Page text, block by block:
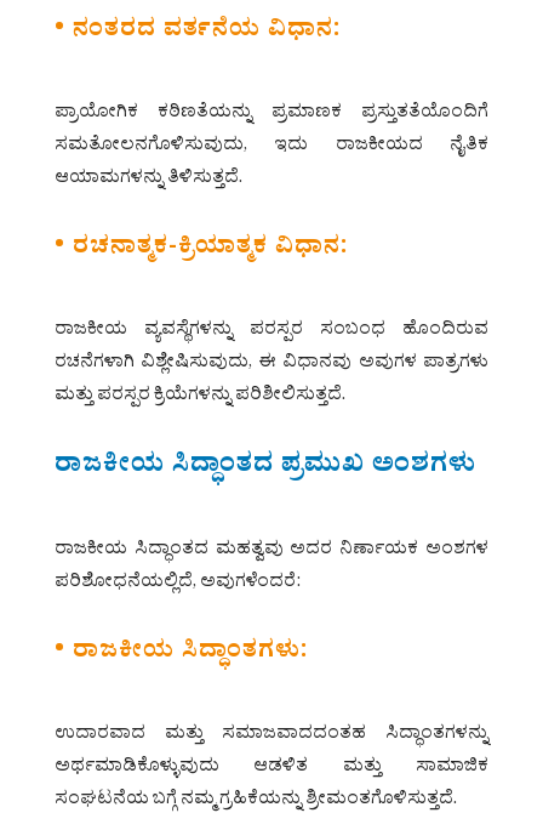
• ನಂತರದ ವರ್ತನೆಯ ವಿಧಾನ:
ಪ್ರಾಯೋಗಿಕ ಕಠಿಣತೆಯನ್ನು ಪ್ರಮಾಣಕ ಪ್ರಸ್ತುತತೆಯೊಂದಿಗೆ
ಸಮತೋಲನಗೊಳಿಸುವುದು, ಇದು ರಾಜಕೀಯದ ನೈತಿಕ
ಆಯಾಮಗಳನ್ನು ತಿಳಿಸುತ್ತದೆ.
• ರಚನಾತ್ಮಕ-ಕ್ರಿಯಾತ್ಮಕ ವಿಧಾನ:
ರಾಜಕೀಯ ವ್ಯವಸ್ಥೆಗಳನ್ನು ಪರಸ್ಪರ ಸಂಬಂಧ ಹೊಂದಿರುವ
ರಚನೆಗಳಾಗಿ ವಿಶ್ಲೇಷಿಸುವುದು, ಈ ವಿಧಾನವು ಅವುಗಳ ಪಾತ್ರಗಳು
ಮತ್ತು ಪರಸ್ಪರ ಕ್ರಿಯೆಗಳನ್ನು ಪರಿಶೀಲಿಸುತ್ತದೆ.
ರಾಜಕೀಯ ಸಿದ್ಧಾಂತದ ಪ್ರಮುಖ ಅಂಶಗಳು
ರಾಜಕೀಯ ಸಿದ್ಧಾಂತದ ಮಹತ್ವವು ಅದರ ನಿರ್ಣಾಯಕ ಅಂಶಗಳ
ಪರಿಶೋಧನೆಯಲ್ಲಿದೆ, ಅವುಗಳೆಂದರೆ:
• ರಾಜಕೀಯ ಸಿದ್ಧಾಂತಗಳು:
ಉದಾರವಾದ ಮತ್ತು ಸಮಾಜವಾದದಂತಹ ಸಿದ್ಧಾಂತಗಳನ್ನು
ಅರ್ಥಮಾಡಿಕೊಳ್ಳುವುದು ಆಡಳಿತ ಮತ್ತು ಸಾಮಾಜಿಕ
ಸಂಘಟನೆಯ ಬಗ್ಗೆ ನಮ್ಮ ಗ್ರಹಿಕೆಯನ್ನು ಶ್ರೀಮಂತಗೊಳಿಸುತ್ತದೆ.